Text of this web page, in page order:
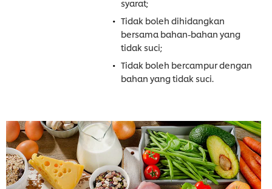
syarat;
Tidak boleh dihidangkan
bersama bahan-bahan yang
tidak suci;
Tidak boleh bercampur dengan
bahan yang tidak suci.